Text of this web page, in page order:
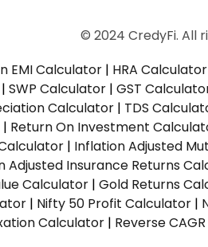
© 2024 CredyFi. All
EMI Calculator | HRA Calculator
| SWP Calculator | GST
Calculator | TDS
| Return On Investment
| Inflation Adjusted
Adjusted Insurance Returns
Calculator | Gold Returns
| Nifty 50 Profit Calculator |
Calculator | Reverse